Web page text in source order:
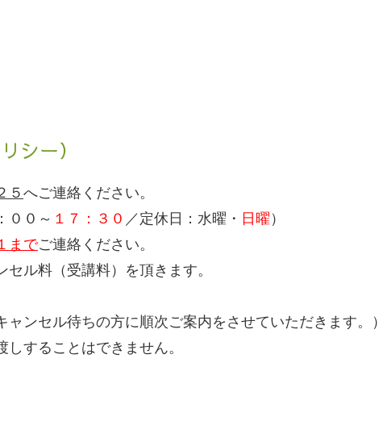
シー）
５ へご連絡ください。
００～ １７：３０ ／定休日：水曜・ 日曜 ）
までご連絡ください。
ル料（受講料）を頂きます。
ャンセル待ちの方に順次ご案内をさせていただきます。）
することはできません。